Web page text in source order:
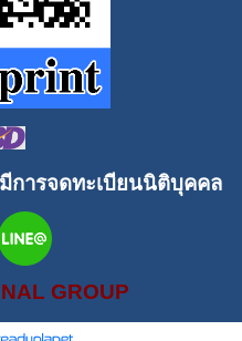
การจดทะเบียนนิติบุคคล
GROUP